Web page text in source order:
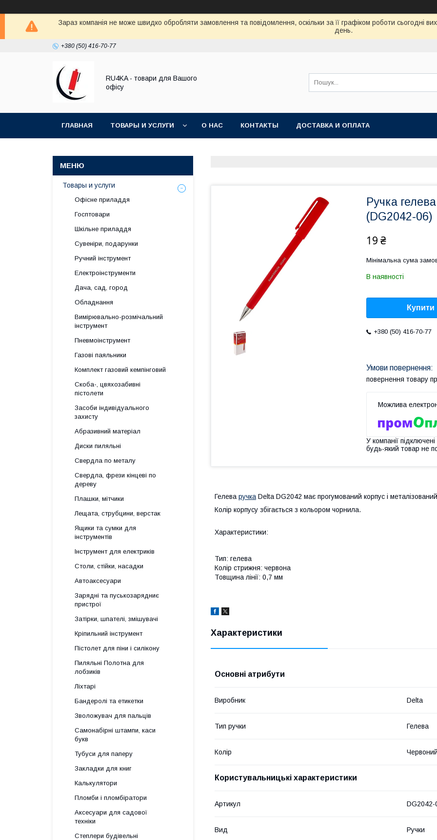
Зараз компанія не може швидко обробляти замовлення та повідомлення, оскільки за її графіком роботи сьогодні
день.
+380 (50) 416-70-77
RU4KA - товари для Вашого
офісу
ГЛАВНАЯ ТОВАРЫ И УСЛУГИ О НАС КОНТАКТЫ ДОСТАВКА И ОПЛАТА
Ручка
(DG2042-06)
19 ₴
Мінімальна сума
В наявності
Купити
+380 (50) 416-70-77
повернення товару
У компанії
будь-який товар не
Гелева ручка Delta DG2042 має прогумований корпус і
Колір корпусу збігається з кольором чорнила.
Характеристики:
Тип: гелева
Колір стрижня: червона
Товщина лінії: 0,7 мм
Характеристики
Основні атрибути
Виробник Delta
Тип ручки Гелева
Колір
Користувальницькі характеристики
Артикул DG2042-
Вид Ручки
Товары и услуги
Офісне приладдя
Госптовари
Шкільне приладдя
Сувеніри, подарунки
Ручний інструмент
Електроінструменти
Дача, сад, город
Обладнання
Вимірювально-розмічальний
інструмент
Пневмоінструмент
Газові паяльники
Комплект газовий кемпінговий
Скоба-, цвяхозабивні
пістолети
Засоби індивідуального
захисту
Абразивний матеріал
Диски пиляльні
Свердла по металу
Свердла, фрези кінцеві по
дереву
Плашки, мітчики
Лещата, струбцини, верстак
Ящики та сумки для
інструментів
Інструмент для електриків
Столи, стійки, насадки
Автоаксесуари
Зарядні та пуськозарядниє
пристрої
Затірки, шпателі, змішувачі
Кріпильний інструмент
Пістолет для піни і силікону
Пиляльні Полотна для
лобзиків
Ліхтарі
Бандеролі та етикетки
Зволожувач для пальців
Самонабірні штампи, каси
букв
Тубуси для паперу
Закладки для книг
Калькулятори
Пломби і пломбіратори
Аксесуари для садової
техніки
Степлери будівельні